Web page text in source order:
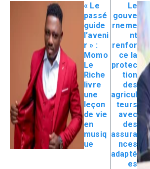
« Le
passé
guide
l’aveni
r » :
Momo
Le
Riche
livre
une
leçon
de vie
en
musiq
ue
Le
gouve
rneme
nt
renfor
ce la
protec
tion
des
agricul
teurs
avec
des
assura
nces
adapté
es